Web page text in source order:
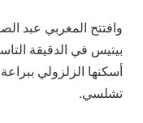
وافتتح المغربي عبد
بيتيس في الدقيقة
أسكنها الزلزولي
تشلسي.